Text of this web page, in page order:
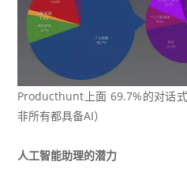
Producthunt上面 69.7%的对话
非所有都具备AI）
人工智能助理的潜力